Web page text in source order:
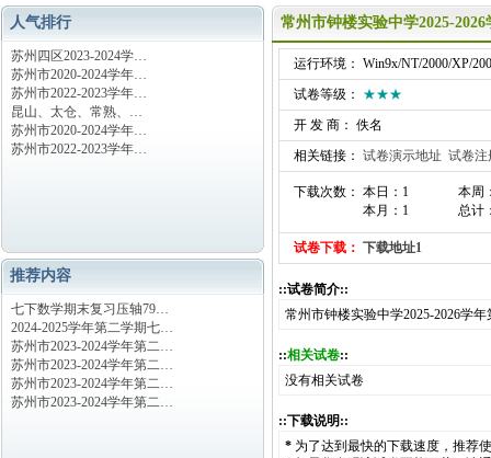
人气排行
苏州四区2023-2024学…
苏州市2020-2024学年…
苏州市2022-2023学年…
昆山、太仓、常熟、…
苏州市2020-2024学年…
苏州市2022-2023学年…
推荐内容
七下数学期末复习压轴79…
2024-2025学年第二学期七…
苏州市2023-2024学年第二…
苏州市2023-2024学年第二…
苏州市2023-2024学年第二…
苏州市2023-2024学年第二…
常州市钟楼实验中学2025-
运行环境： Win9x/NT/2000/XP/
试卷等级： ★★★
开 发 商： 佚名
相关链接： 试卷演示地址 试卷注
下载次数： 本日：1
本月：1
本周
总计
试卷下载： 下载地址1
::试卷简介::
常州市钟楼实验中学2025-2026学
::相关试卷::
没有相关试卷
::下载说明::
* 为了达到最快的下载速度，推荐